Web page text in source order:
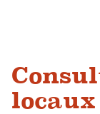
locaux